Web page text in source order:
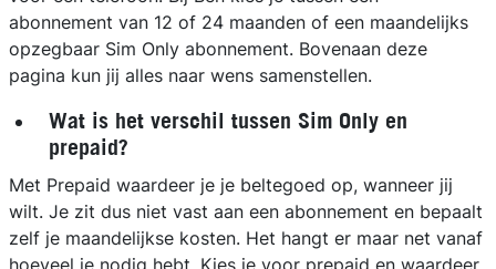
abonnement van 12 of 24 maanden of een maandelijks
opzegbaar Sim Only abonnement. Bovenaan deze
pagina kun jij alles naar wens samenstellen.
Wat is het verschil tussen Sim Only en
prepaid?
Met Prepaid waardeer je je beltegoed op, wanneer jij
wilt. Je zit dus niet vast aan een abonnement en bepaalt
zelf je maandelijkse kosten. Het hangt er maar net vanaf
hoeveel je nodig hebt. Kies je voor prepaid en waardeer